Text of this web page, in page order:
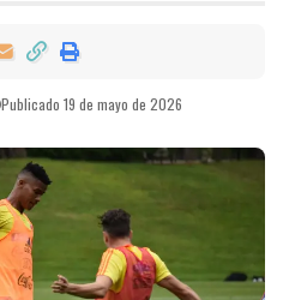
Publicado 19 de mayo de 2026